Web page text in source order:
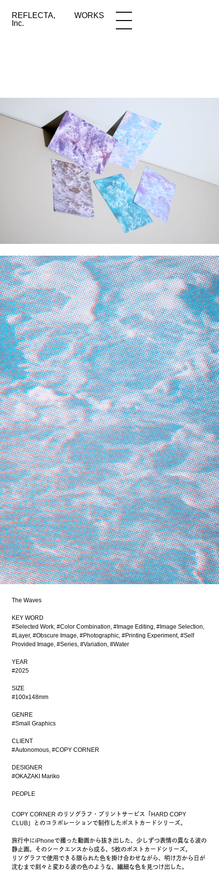
REFLECTA,
Inc.
WORKS
WORKS NEWS
The Waves
KEY WORD
#Selected Work #Color Combination #Image Editing #Image Selection
#Layer #Obscure Image #Photographic #Printing Experiment #Self
Provided Image #Series #Variation #Water
YEAR
#2025
SIZE
#100x148mm
GENRE
#Small Graphics
CLIENT
#Autonomous #COPY CORNER
DESIGNER
#OKAZAKI Mariko
PEOPLE
COPY CORNER のリソグラフ・プリントサービス「HARD COPY
CLUB」とのコラボレーションで制作したポストカードシリーズ。
旅行中にiPhoneで撮った動画から抜き出した、少しずつ表情の異なる波の
静止画。そのシークエンスから成る、5枚のポストカードシリーズ。
リソグラフで使用できる限られた色を掛け合わせながら、明け方から日が
沈むまで刻々と変わる波の色のような、繊細な色を見つけ出した。